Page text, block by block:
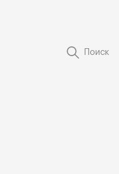
Поиск